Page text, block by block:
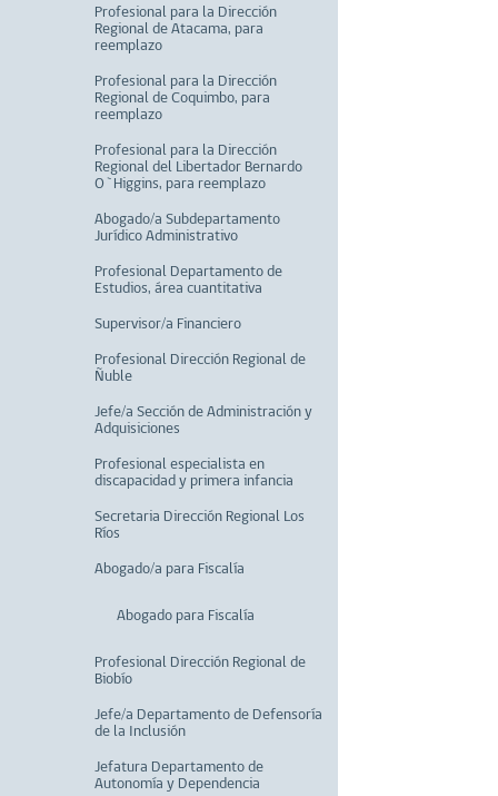
Profesional para la Dirección
Regional de Atacama, para
reemplazo
Profesional para la Dirección
Regional de Coquimbo, para
reemplazo
Profesional para la Dirección
Regional del Libertador Bernardo
O`Higgins, para reemplazo
Abogado/a Subdepartamento
Jurídico Administrativo
Profesional Departamento de
Estudios, área cuantitativa
Supervisor/a Financiero
Profesional Dirección Regional de
Ñuble
Jefe/a Sección de Administración y
Adquisiciones
Profesional especialista en
discapacidad y primera infancia
Secretaria Dirección Regional Los
Ríos
Abogado/a para Fiscalía
Abogado para Fiscalía
Profesional Dirección Regional de
Biobío
Jefe/a Departamento de Defensoría
de la Inclusión
Jefatura Departamento de
Autonomía y Dependencia